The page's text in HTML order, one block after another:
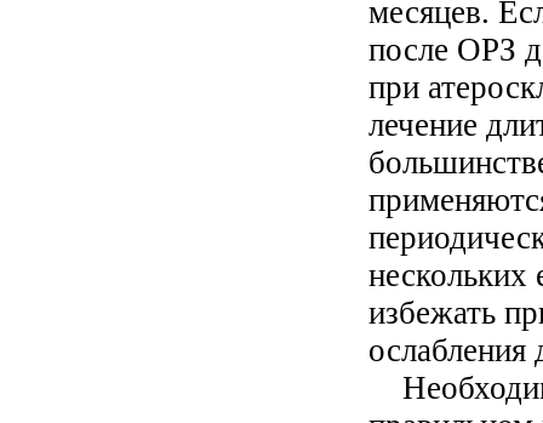
месяцев.
после ОРЗ
при
лечение
нескольких
избежать
ослабления